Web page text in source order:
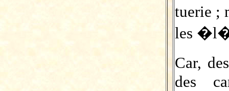
tuerie ;
les
Car,
des